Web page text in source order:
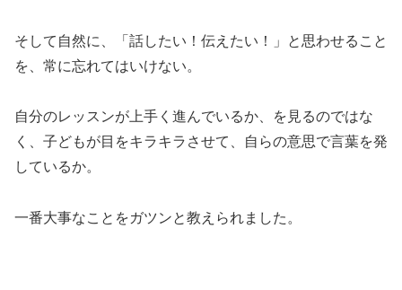
そして自然に、「話したい！伝えたい！」と思わせること
を、常に忘れてはいけない。
自分のレッスンが上手く進んでいるか、を見るのではな
く、子どもが目をキラキラさせて、自らの意思で言葉を発
しているか。
一番大事なことをガツンと教えられました。